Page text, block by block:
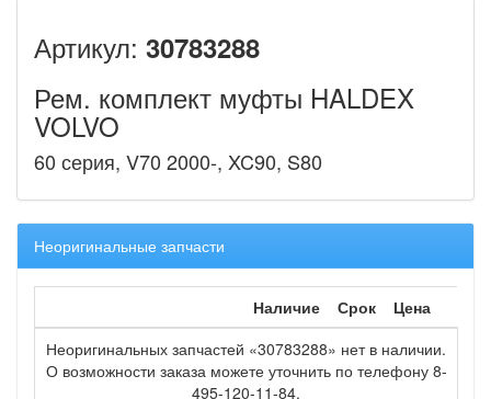
Артикул: 30783288
Рем. комплект муфты HALDEX
VOLVO
60 серия, V70 2000-, XC90, S80
Неоригинальные запчасти
Наличие Срок
Цена
Неоригинальных запчастей «30783288» нет в наличии.
О возможности заказа можете уточнить по телефону 8-
495-120-11-84.